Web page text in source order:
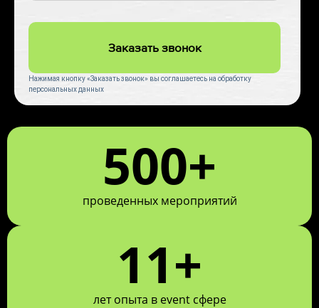
Заказать звонок
Нажимая кнопку «Заказать звонок» вы соглашаетесь на обработку
персональных данных
500+
проведенных мероприятий
11+
лет опыта в event сфере